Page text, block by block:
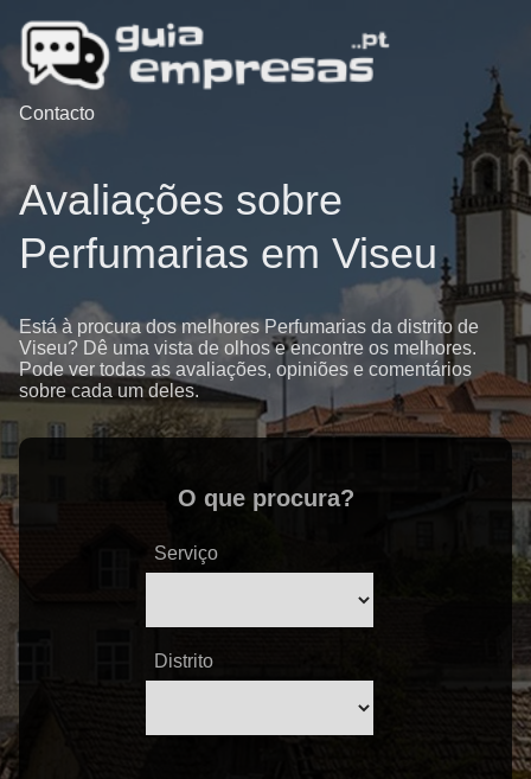
Contacto
Avaliações sobre
Perfumarias em Viseu
Está à procura dos melhores Perfumarias da distrito de
Viseu? Dê uma vista de olhos e encontre os melhores.
Pode ver todas as avaliações, opiniões e comentários
sobre cada um deles.
O que procura?
Serviço
Distrito